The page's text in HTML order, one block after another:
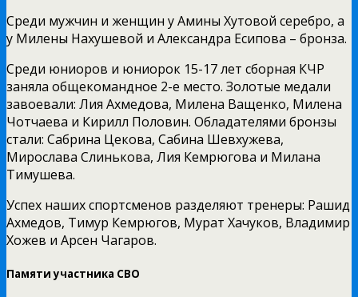
Среди мужчин и женщин у Амины Хутовой серебро, а
у Милены Нахушевой и Александра Есипова – бронза.
Среди юниоров и юниорок 15-17 лет сборная КЧР
заняла общекомандное 2-е место. Золотые медали
завоевали: Лия Ахмедова, Милена Ващенко, Милена
Чотчаева и Кирилл Половин. Обладателями бронзы
стали: Сабрина Цекова, Сабина Шевхужева,
Мирослава Слинькова, Лия Кемрюгова и Милана
Тимушева.
Успех наших спортсменов разделяют тренеры: Рашид
Ахмедов, Тимур Кемрюгов, Мурат Хачуков, Владимир
Хожев и Арсен Чагаров.
Памяти участника СВО